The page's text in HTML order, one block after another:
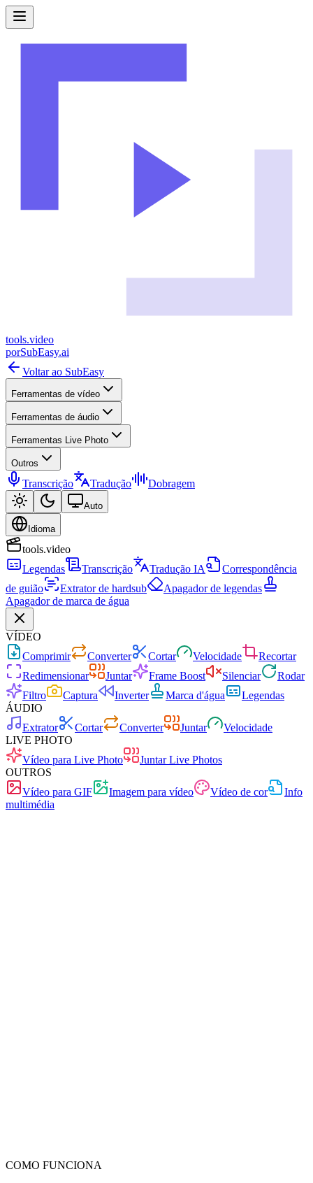
tools.video
porSubEasy.ai
Voltar ao SubEasy
Ferramentas de vídeo
Ferramentas de áudio
Ferramentas Live Photo
Outros
Transcrição Tradução Dobragem
Auto
Idioma
tools.video
Legendas
Transcrição Tradução IA
Correspondência
de guião
Extrator de hardsub
Apagador de legendas
Apagador de marca de água
VÍDEO
Comprimir
Converter Cortar Velocidade
Recortar
Redimensionar
Juntar Frame Boost Silenciar
Rodar
Filtro
Captura Inverter Marca d'água
Legendas
ÁUDIO
Extrator
Cortar Converter Juntar
Velocidade
LIVE PHOTO
Vídeo para Live Photo
Juntar Live Photos
OUTROS
Vídeo para GIF
Imagem para vídeo Vídeo de cor
Info
multimédia
COMO FUNCIONA